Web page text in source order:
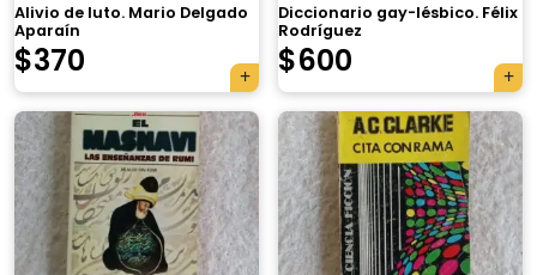
Alivio de luto. Mario Delgado
Aparaín
$370
Diccionario gay-lésbico. Félix
Rodríguez
$600
×